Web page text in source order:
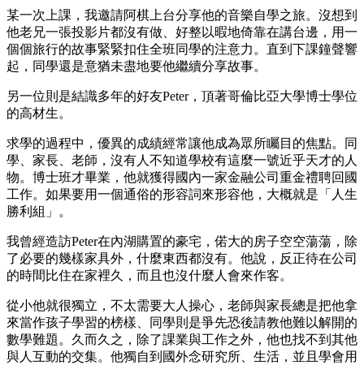
某一次上課，我邀請阿棋上台分享他的音樂自學之旅。沒想到
他老兄一張投影片都沒有做、好整以暇地倚靠在講台邊，用一
個個旅行的故事緊緊扣住全班同學的注意力。直到下課鐘聲響
起，同學還是意猶未盡地要他繼續分享故事。
另一位則是結識多年的好友Peter，頂著哥倫比亞大學博士學位
的高材生。
求學的過程中，優異的成績經常讓他成為眾所矚目的焦點。同
學、家長、老師，沒有人不知道學校有這麼一號近乎天才的人
物。博士班才畢業，他就獲得國內一家金融公司重金禮聘回國
工作。如果要用一個通俗的形容詞來形容他，大概就是「人生
勝利組」。
我曾經造訪Peter在內湖購置的豪宅，偌大的房子空空蕩蕩，除
了必要的幾樣家具外，什麼東西都沒有。他說，反正待在公司
的時間比住在家裡久，而且也沒什麼人會來作客。
從小他就很獨立，不太需要大人操心，老師與家長總是把他拿
來當作孩子學習的榜樣、同學則是爭先恐後請教他難以解開的
數學難題。久而久之，除了課業與工作之外，他也找不到其他
與人互動的交集。他獨自到國外念研究所、生活，並且學會用